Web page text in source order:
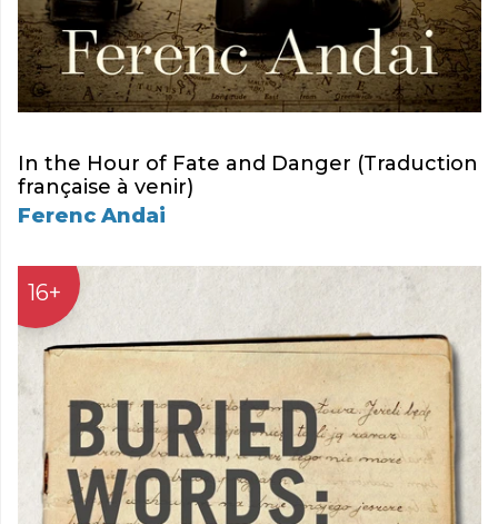
In the Hour of Fate and Danger (Traduction
française à venir)
Ferenc Andai
16+